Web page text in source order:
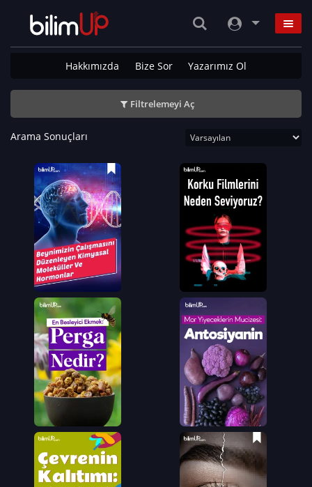
Hakkımızda Bize Sor Yazarımız Ol
Filtrelemeyi Aç
Arama Sonuçları